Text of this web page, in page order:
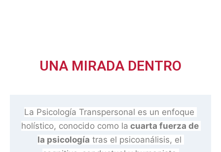
UNA MIRADA DENTRO
La Psicología Transpersonal es un enfoque
holístico, conocido como la cuarta fuerza de
la psicología tras el psicoanálisis, el